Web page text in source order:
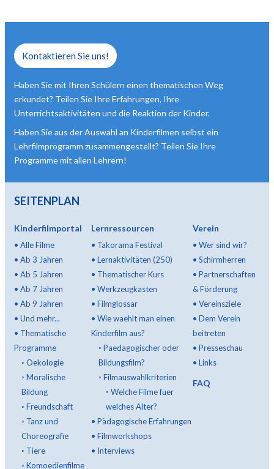
Kontaktieren Sie uns!
Haben Sie mit Ihren Schülern einen thematischen Weg
erkundet? Teilen Sie Ihre Erfahrungen, Ihre
Unterrichtsaktivitäten und die Reaktion der Kinder.
Haben Sie aus der Auswahl an Kinderfilmen selbst ein
Lehrfilmprogramm zusammengestellt? Teilen Sie Ihre
Programme mit allen Lehrern!
SEITENPLAN
Kinderfilmportal
• Alle Filme
• Ab 3 Jahren
• Ab 5 Jahren
• Ab 7 Jahren
• Ab 9 Jahren
• Und mehr...
• Thematische
Programme
◦ Oekologie
◦ Moralische
Bildung
◦ Freundschaft
◦ Tanz und
Choreografie
◦ Tiere
◦ Komoedienfilme
Lernressourcen
• Takorama Festival
• Lernaktivitäten (250)
• Thematischer Kurs
• Werkzeugkasten
• Filmglossar
• Wie waehlt man einen
Kinderfilm aus?
◦ Paedagogischer oder
Bildungsfilm?
◦ Filmauswahlkriterien
◦ Welche Filme fuer
welches Alter?
• Pädagogische Erfahrungen
• Filmworkshops
• Interviews
Verein
•Wer sind wir?
•Schirmherren
•Partnerschaften
& Förderung
•Vereinsziele
•Dem Verein
beitreten
•Presseschau
•Links
FAQ